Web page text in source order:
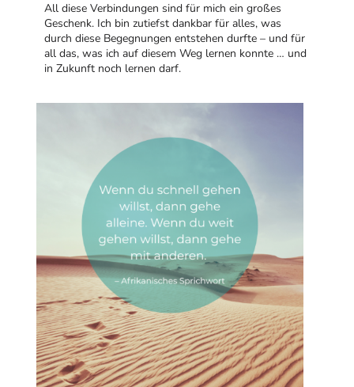
All diese Verbindungen sind für mich ein großes
Geschenk. Ich bin zutiefst dankbar für alles, was
durch diese Begegnungen entstehen durfte – und für
all das, was ich auf diesem Weg lernen konnte … und
in Zukunft noch lernen darf.